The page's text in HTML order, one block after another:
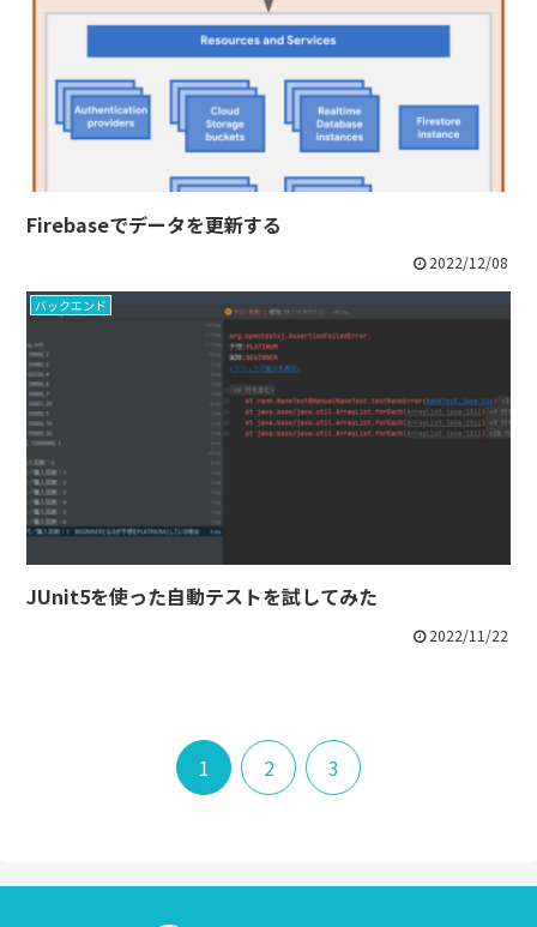
Firebaseでデータを更新する
2022/12/08
バックエンド
JUnit5を使った自動テストを試してみた
2022/11/22
1 2 3